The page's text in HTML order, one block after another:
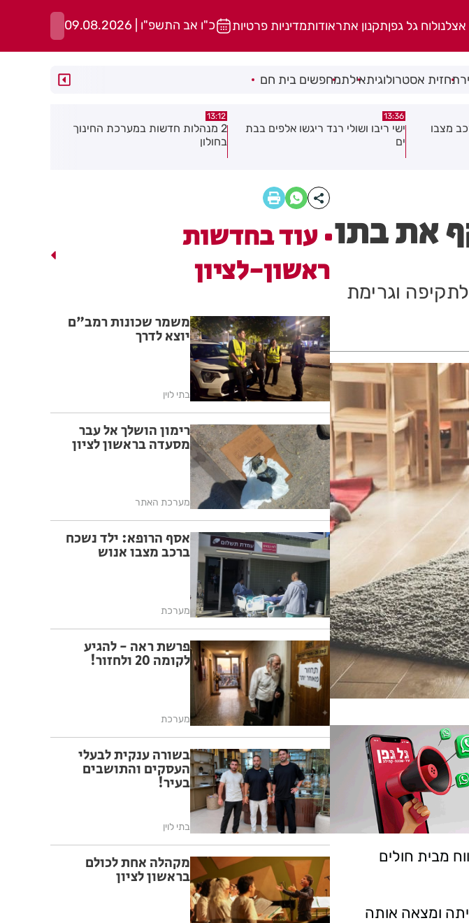
לוח גל גפןתקנון אתראודותמדיניות פרטיות כ"ו אב התשפ"ו | 09.08.2026
תחזית אסטרולוגיתאילתמחפשים בית חם
מצבו
13:36
ישי ריבו ושולי רנד ריגשו אלפים בבת
ים
13:12
2 מנהלות חדשות במערכת החינוך
בחולון
את בתו
וגרימת
מבית חולים
ומצאה אותה
עוד בחדשות
ראשון-לציון
משמר שכונות רמב"ם
יוצא לדרך
בתי לוין
רימון הושלך אל עבר
מסעדה בראשון לציון
מערכת האתר
אסף הרופא: ילד נשכח
ברכב מצבו אנוש
מערכת
פרשת ראה - להגיע
לקומה 20 ולחזור!
מערכת
בשורה ענקית לבעלי
העסקים והתושבים
בעיר!
בתי לוין
מקהלה אחת לכולם
בראשון לציון